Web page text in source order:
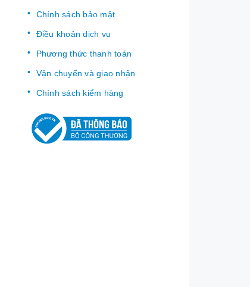
Chính sách bảo mật
Điều khoản dịch vụ
Phương thức thanh toán
Vận chuyển và giao nhận
Chính sách kiểm hàng